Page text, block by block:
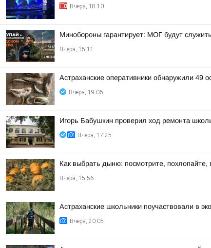
Вчера, 18:10
Минобороны гарантирует: МОГ будут служить
Вчера, 15:11
Астраханские оперативники обнаружили 49
Вчера, 19:06
Игорь Бабушкин проверил ход ремонта
Вчера, 17:25
Как выбрать дыню: посмотрите, похлопайте,
Вчера, 15:56
Астраханские школьники поучаствовали в
Вчера, 20:05